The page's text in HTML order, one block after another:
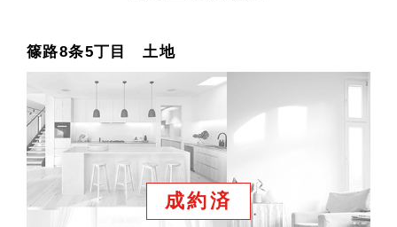
篠路8条5丁目 土地
成約済